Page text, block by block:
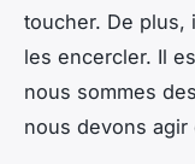
toucher. De plus,
les encercler. Il
nous sommes
nous devons